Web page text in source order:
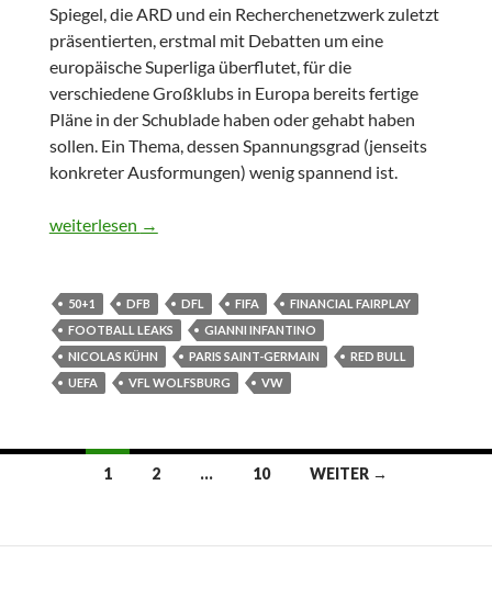
Spiegel, die ARD und ein Recherchenetzwerk zuletzt
präsentierten, erstmal mit Debatten um eine
europäische Superliga überflutet, für die
verschiedene Großklubs in Europa bereits fertige
Pläne in der Schublade haben oder gehabt haben
sollen. Ein Thema, dessen Spannungsgrad (jenseits
konkreter Ausformungen) wenig spannend ist.
Fehlende Korrektive
weiterlesen →
50+1 DFB DFL FIFA
FINANCIAL FAIRPLAY
FOOTBALL LEAKS
GIANNI INFANTINO
NICOLAS KÜHN
PARIS SAINT-GERMAIN
RED BULL
UEFA
VFL WOLFSBURG VW
Beitrags-
1 2 … 10 WEITER →